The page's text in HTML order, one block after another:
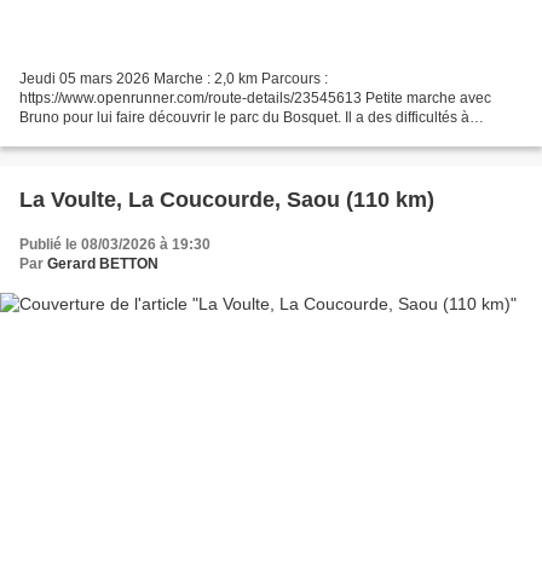
Jeudi 05 mars 2026 Marche : 2,0 km Parcours :
https://www.openrunner.com/route-details/23545613 Petite marche avec
Bruno pour lui faire découvrir le parc du Bosquet. Il a des difficultés à
La Voulte, La Coucourde, Saou (110 km)
Publié le 08/03/2026 à 19:30
Par Gerard BETTON